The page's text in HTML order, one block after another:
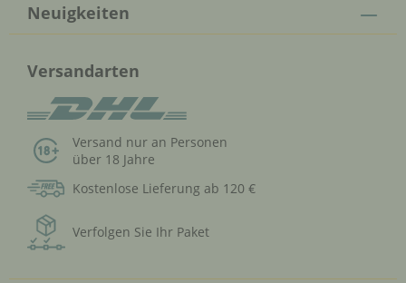
Neuigkeiten
Versandarten
Versand nur an Personen
über 18 Jahre
Kostenlose Lieferung ab 120 €
Verfolgen Sie Ihr Paket